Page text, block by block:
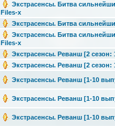
Экстрасенсы. Битва
Files-x
Экстрасенсы. Битва
Экстрасенсы. Битва
Files-x
Экстрасенсы. Реванш [2 сезон:
Экстрасенсы. Реванш [2 сезон:
Экстрасенсы. Реванш [1-10
Экстрасенсы. Реванш [1-10
Экстрасенсы. Реванш [1-10